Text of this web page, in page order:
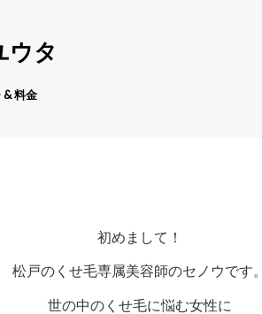
ウタ
& 料金
初めまして！
松戸のくせ毛専属美容師のセノウです。
世の中のくせ毛に悩む女性に